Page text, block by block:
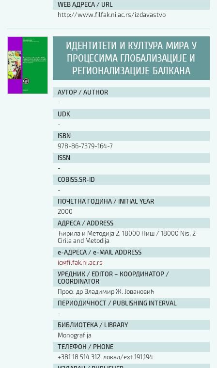
ISSN
WEB АДРЕСА / URL
http://www.filfak.ni.ac.rs/izdavastvo
ИДЕНТИТЕТИ И КУЛТУРА МИРА У
ПРОЦЕСИМА ГЛОБАЛИЗАЦИЈЕ И
РЕГИОНАЛИЗАЦИЈЕ БАЛКАНА
АУТОР / AUTHOR
-
UDK
-
ISBN
978-86-7379-164-7
ISSN
-
COBISS.SR-ID
-
ПОЧЕТНА ГОДИНА / INITIAL YEAR
2000
АДРЕСА / ADDRESS
Ћирила и Методија 2, 18000 Ниш / 18000 Nis, 2
Cirila and Metodija
е-АДРЕСА / e-MAIL ADDRESS
ic@filfak.ni.ac.rs
УРЕДНИК / EDITOR – КООРДИНАТОР /
COORDINATOR
Проф. др Владимир Ж. Јовановић
ПЕРИОДИЧНОСТ / PUBLISHING INTERVAL
-
БИБЛИОТЕКА / LIBRARY
Monografija
ТЕЛЕФОН / PHONE
+381 18 514 312, локал/ext 191,194